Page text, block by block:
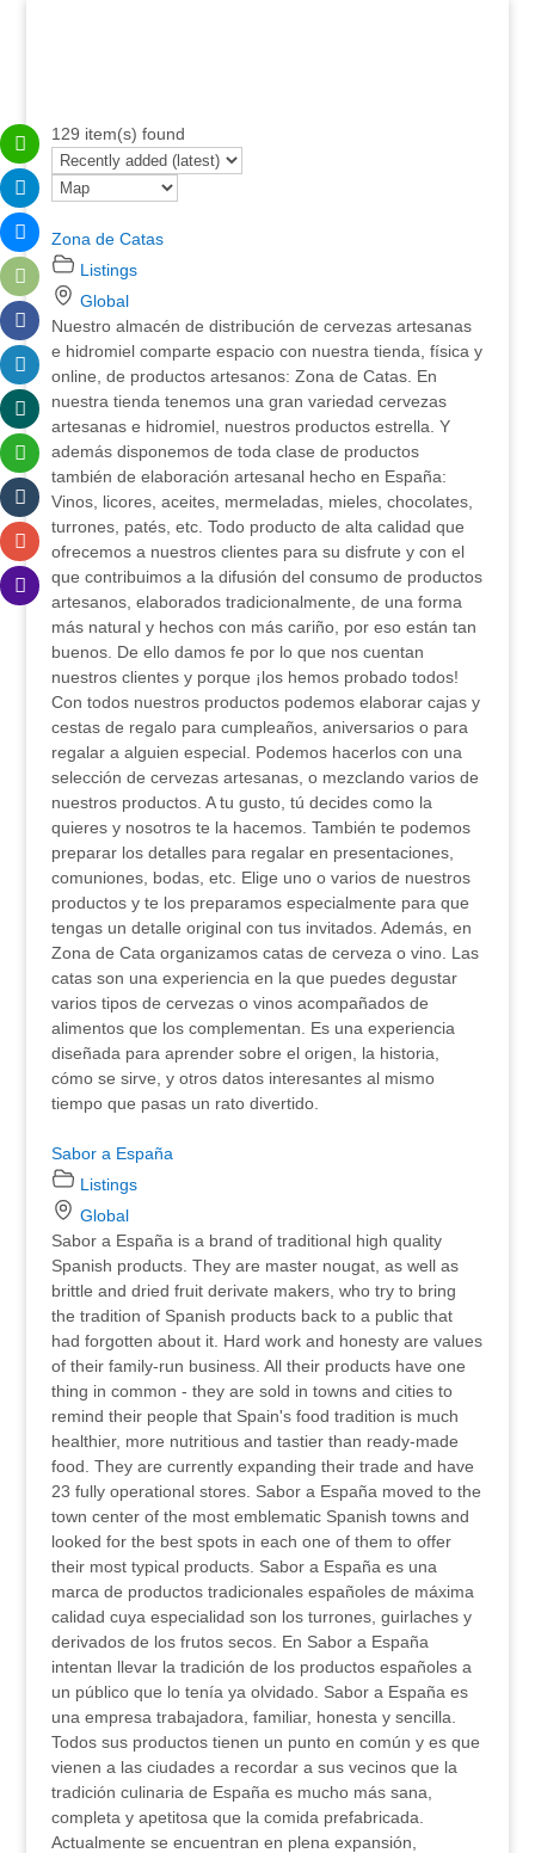
129 item(s) found
Zona de Catas
Listings
Global
Nuestro almacén de distribución de cervezas artesanas
e hidromiel comparte espacio con nuestra tienda, física y
online, de productos artesanos: Zona de Catas. En
nuestra tienda tenemos una gran variedad cervezas
artesanas e hidromiel, nuestros productos estrella. Y
además disponemos de toda clase de productos
también de elaboración artesanal hecho en España:
Vinos, licores, aceites, mermeladas, mieles, chocolates,
turrones, patés, etc. Todo producto de alta calidad que
ofrecemos a nuestros clientes para su disfrute y con el
que contribuimos a la difusión del consumo de productos
artesanos, elaborados tradicionalmente, de una forma
más natural y hechos con más cariño, por eso están tan
buenos. De ello damos fe por lo que nos cuentan
nuestros clientes y porque ¡los hemos probado todos!
Con todos nuestros productos podemos elaborar cajas y
cestas de regalo para cumpleaños, aniversarios o para
regalar a alguien especial. Podemos hacerlos con una
selección de cervezas artesanas, o mezclando varios de
nuestros productos. A tu gusto, tú decides como la
quieres y nosotros te la hacemos. También te podemos
preparar los detalles para regalar en presentaciones,
comuniones, bodas, etc. Elige uno o varios de nuestros
productos y te los preparamos especialmente para que
tengas un detalle original con tus invitados. Además, en
Zona de Cata organizamos catas de cerveza o vino. Las
catas son una experiencia en la que puedes degustar
varios tipos de cervezas o vinos acompañados de
alimentos que los complementan. Es una experiencia
diseñada para aprender sobre el origen, la historia,
cómo se sirve, y otros datos interesantes al mismo
tiempo que pasas un rato divertido.
Sabor a España
Listings
Global
Sabor a España is a brand of traditional high quality
Spanish products. They are master nougat, as well as
brittle and dried fruit derivate makers, who try to bring
the tradition of Spanish products back to a public that
had forgotten about it. Hard work and honesty are values
of their family-run business. All their products have one
thing in common - they are sold in towns and cities to
remind their people that Spain's food tradition is much
healthier, more nutritious and tastier than ready-made
food. They are currently expanding their trade and have
23 fully operational stores. Sabor a España moved to the
town center of the most emblematic Spanish towns and
looked for the best spots in each one of them to offer
their most typical products. Sabor a España es una
marca de productos tradicionales españoles de máxima
calidad cuya especialidad son los turrones, guirlaches y
derivados de los frutos secos. En Sabor a España
intentan llevar la tradición de los productos españoles a
un público que lo tenía ya olvidado. Sabor a España es
una empresa trabajadora, familiar, honesta y sencilla.
Todos sus productos tienen un punto en común y es que
vienen a las ciudades a recordar a sus vecinos que la
tradición culinaria de España es mucho más sana,
completa y apetitosa que la comida prefabricada.
Actualmente se encuentran en plena expansión,